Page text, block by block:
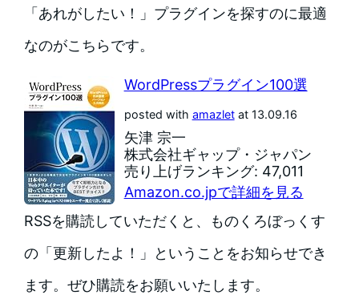
「あれがしたい！」プラグインを探すのに最適
なのがこちらです。
WordPressプラグイン100選
posted with amazletat 13.09.16
矢津 宗一
株式会社ギャップ・ジャパン
売り上げランキング: 47,011
Amazon.co.jpで詳細を見る
RSSを購読していただくと、ものくろぼっくす
の「更新したよ！」ということをお知らせでき
ます。ぜひ購読をお願いいたします。